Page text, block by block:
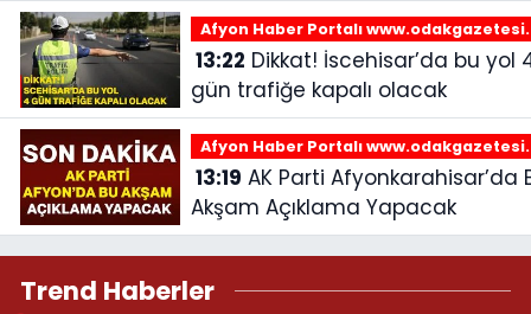
Afyon Haber Portalı
13:22
gün trafiğe kapalı olacak
Afyon Haber Portalı
13:19
Akşam Açıklama Yapacak
Trend Haberler